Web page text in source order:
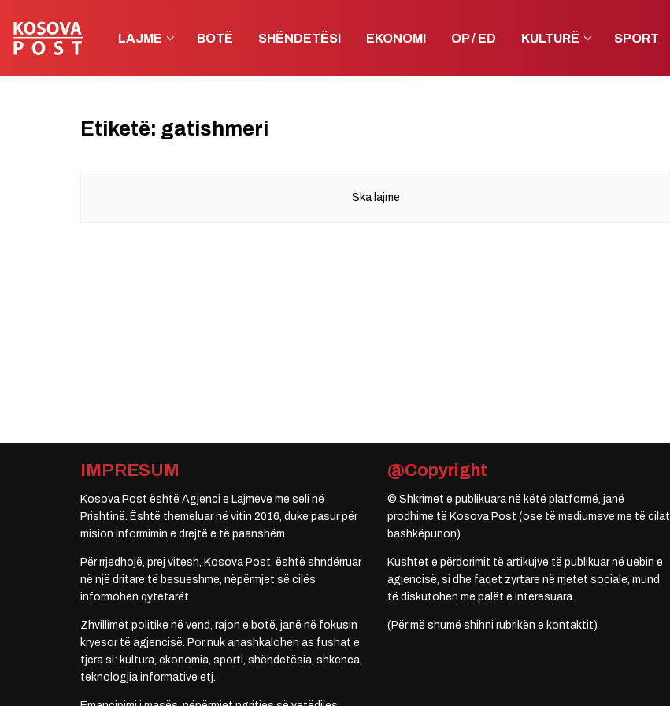
LAJME BOTË SHËNDETËSI EKONOMI OP / ED KULTURË SPORT
Etiketë: gatishmeri
Ska lajme
IMPRESUM
Kosova Post është Agjenci e Lajmeve me seli në
Prishtinë. Është themeluar në vitin 2016, duke pasur për
mision informimin e drejtë e të paanshëm.
Për rrjedhojë, prej vitesh, Kosova Post, është shndërruar
në një dritare të besueshme, nëpërmjet së cilës
informohen qytetarët.
Zhvillimet politike në vend, rajon e botë, janë në fokusin
kryesor të agjencisë. Por nuk anashkalohen as fushat e
tjera si: kultura, ekonomia, sporti, shëndetësia, shkenca,
teknologjia informative etj.
@Copyright
© Shkrimet e publikuara në këtë platformë, janë
prodhime të Kosova Post (ose të mediumeve me të cilat
bashkëpunon).
Kushtet e përdorimit të artikujve të publikuar në uebin e
agjencisë, si dhe faqet zyrtare në rrjetet sociale, mund
të diskutohen me palët e interesuara.
(Për më shumë shihni rubrikën e kontaktit)